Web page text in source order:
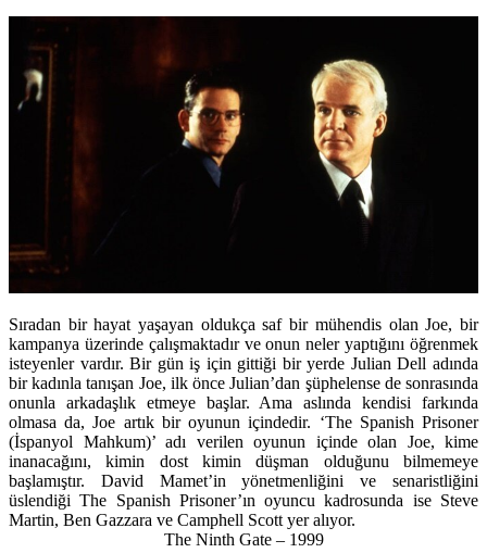
Sıradan bir hayat yaşayan oldukça saf bir mühendis olan Joe, bir
kampanya üzerinde çalışmaktadır ve onun neler yaptığını öğrenmek
isteyenler vardır. Bir gün iş için gittiği bir yerde Julian Dell adında
bir kadınla tanışan Joe, ilk önce Julian’dan şüphelense de sonrasında
onunla arkadaşlık etmeye başlar. Ama aslında kendisi farkında
olmasa da, Joe artık bir oyunun içindedir. ‘The Spanish Prisoner
(İspanyol Mahkum)’ adı verilen oyunun içinde olan Joe, kime
inanacağını, kimin dost kimin düşman olduğunu bilmemeye
başlamıştır. David Mamet’in yönetmenliğini ve senaristliğini
üslendiği The Spanish Prisoner’ın oyuncu kadrosunda ise Steve
Martin, Ben Gazzara ve Camphell Scott yer alıyor.
The Ninth Gate – 1999